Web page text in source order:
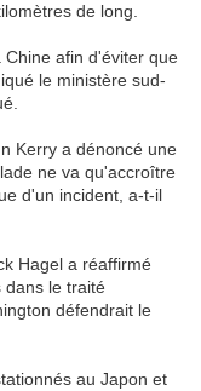
de long.
afin d'éviter que
le ministère sud-
Kerry a dénoncé une
ne va qu'accroître
d'un incident, a-t-il
Hagel a réaffirmé
dans le traité
défendrait le
au Japon et